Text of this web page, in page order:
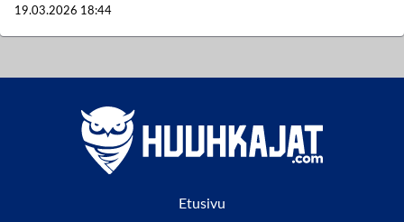
19.03.2026 18:44
Etusivu